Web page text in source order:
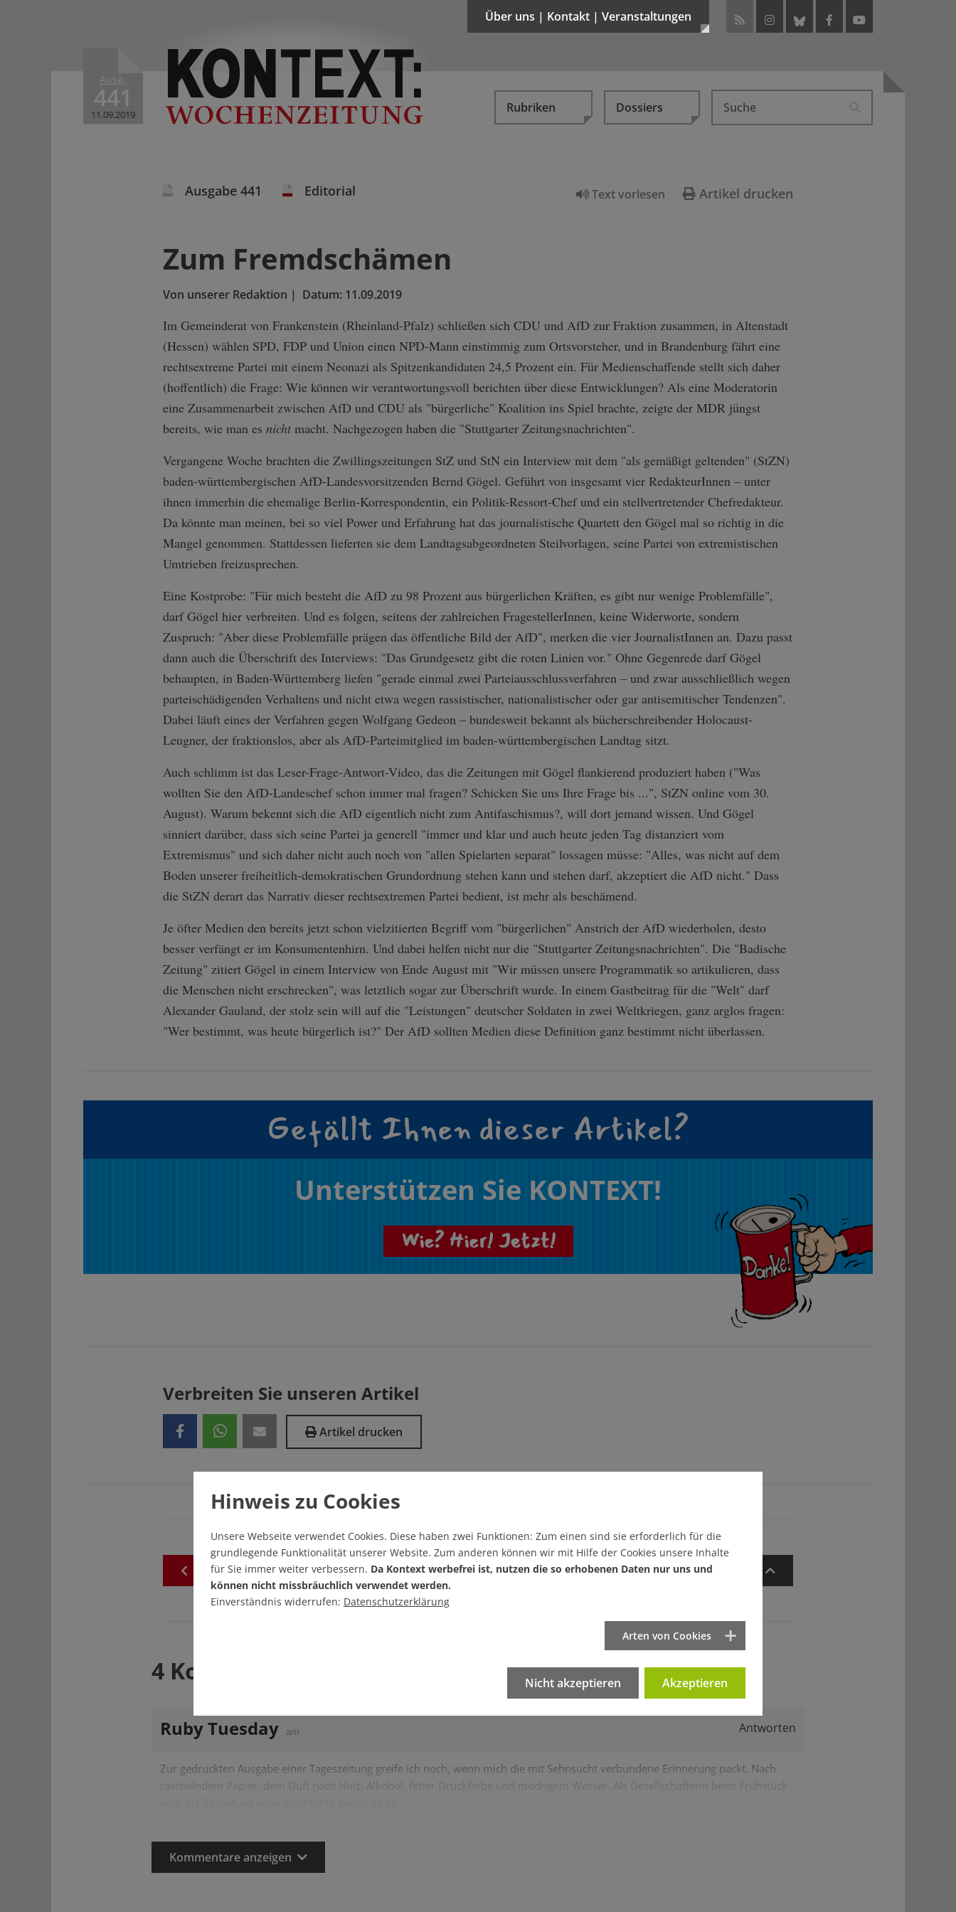
Ausg.
441
11.09.2019
Über uns | Kontakt | Veranstaltungen
Rubriken Dossiers
Text vorlesen Artikel drucken
Ausgabe 441 Editorial
Zum Fremdschämen
Von unserer Redaktion | Datum: 11.09.2019
Im Gemeinderat von Frankenstein (Rheinland-Pfalz) schließen sich CDU und AfD zur Fraktion zusammen, in Altenstadt
(Hessen) wählen SPD, FDP und Union einen NPD-Mann einstimmig zum Ortsvorsteher, und in Brandenburg fährt eine
rechtsextreme Partei mit einem Neonazi als Spitzenkandidaten 24,5 Prozent ein. Für Medienschaffende stellt sich daher
(hoffentlich) die Frage: Wie können wir verantwortungsvoll berichten über diese Entwicklungen? Als eine Moderatorin
eine Zusammenarbeit zwischen AfD und CDU als "bürgerliche" Koalition ins Spiel brachte, zeigte der MDR jüngst
bereits, wie man es nicht macht. Nachgezogen haben die "Stuttgarter Zeitungsnachrichten".
Vergangene Woche brachten die Zwillingszeitungen StZ und StN ein Interview mit dem "als gemäßigt geltenden" (StZN)
baden-württembergischen AfD-Landesvorsitzenden Bernd Gögel. Geführt von insgesamt vier RedakteurInnen – unter
ihnen immerhin die ehemalige Berlin-Korrespondentin, ein Politik-Ressort-Chef und ein stellvertretender Chefredakteur.
Da könnte man meinen, bei so viel Power und Erfahrung hat das journalistische Quartett den Gögel mal so richtig in die
Mangel genommen. Stattdessen lieferten sie dem Landtagsabgeordneten Steilvorlagen, seine Partei von extremistischen
Umtrieben freizusprechen.
Eine Kostprobe: "Für mich besteht die AfD zu 98 Prozent aus bürgerlichen Kräften, es gibt nur wenige Problemfälle",
darf Gögel hier verbreiten. Und es folgen, seitens der zahlreichen FragestellerInnen, keine Widerworte, sondern
Zuspruch: "Aber diese Problemfälle prägen das öffentliche Bild der AfD", merken die vier JournalistInnen an. Dazu passt
dann auch die Überschrift des Interviews: "Das Grundgesetz gibt die roten Linien vor." Ohne Gegenrede darf Gögel
behaupten, in Baden-Württemberg liefen "gerade einmal zwei Parteiausschlussverfahren – und zwar ausschließlich wegen
parteischädigenden Verhaltens und nicht etwa wegen rassistischer, nationalistischer oder gar antisemitischer Tendenzen".
Dabei läuft eines der Verfahren gegen Wolfgang Gedeon – bundesweit bekannt als bücherschreibender Holocaust-
Leugner, der fraktionslos, aber als AfD-Parteimitglied im baden-württembergischen Landtag sitzt.
Auch schlimm ist das Leser-Frage-Antwort-Video, das die Zeitungen mit Gögel flankierend produziert haben ("Was
wollten Sie den AfD-Landeschef schon immer mal fragen? Schicken Sie uns Ihre Frage bis ...", StZN online vom 30.
August). Warum bekennt sich die AfD eigentlich nicht zum Antifaschismus?, will dort jemand wissen. Und Gögel
sinniert darüber, dass sich seine Partei ja generell "immer und klar und auch heute jeden Tag distanziert vom
Extremismus" und sich daher nicht auch noch von "allen Spielarten separat" lossagen müsse: "Alles, was nicht auf dem
Boden unserer freiheitlich-demokratischen Grundordnung stehen kann und stehen darf, akzeptiert die AfD nicht." Dass
die StZN derart das Narrativ dieser rechtsextremen Partei bedient, ist mehr als beschämend.
Je öfter Medien den bereits jetzt schon vielzitierten Begriff vom "bürgerlichen" Anstrich der AfD wiederholen, desto
besser verfängt er im Konsumentenhirn. Und dabei helfen nicht nur die "Stuttgarter Zeitungsnachrichten". Die "Badische
Zeitung" zitiert Gögel in einem Interview von Ende August mit "Wir müssen unsere Programmatik so artikulieren, dass
die Menschen nicht erschrecken", was letztlich sogar zur Überschrift wurde. In einem Gastbeitrag für die "Welt" darf
Alexander Gauland, der stolz sein will auf die "Leistungen" deutscher Soldaten in zwei Weltkriegen, ganz arglos fragen:
"Wer bestimmt, was heute bürgerlich ist?" Der AfD sollten Medien diese Definition ganz bestimmt nicht überlassen.
Gefällt Ihnen dieser Artikel?
Unterstützen Sie KONTEXT!
Wie? Hier! Jetzt!
Verbreiten Sie unseren Artikel
Artikel drucken
zurückzurakuellenAusgabe/Startseite Zum Artikelanfang
4 Kommentare verfügbar
Ruby Tuesday am Antworten
Zur gedruckten Ausgabe einer Tageszeitung greife ich noch, wenn mich die mit Sehnsucht verbundene Erinnerung packt. Nach
raschelndem Papier, dem Duft nach Holz, Alkohol, fetter Druckfarbe und modrigem Wasser. Als Gesellschafterin beim Frühstück
Kommentare anzeigen
Hinweis zu Cookies
Unsere Webseite verwendet Cookies. Diese haben zwei Funktionen: Zum einen sind sie erforderlich für die
grundlegende Funktionalität unserer Website. Zum anderen können wir mit Hilfe der Cookies unsere Inhalte
für Sie immer weiter verbessern. Da Kontext werbefrei ist, nutzen die so erhobenen Daten nur uns und
können nicht missbräuchlich verwendet werden.
Einverständnis widerrufen: Datenschutzerklärung
Arten von Cookies
Nicht akzeptieren Akzeptieren